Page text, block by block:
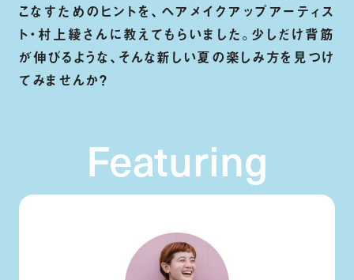
こなすためのヒントを、ヘアメイクアップアーティス
ト・村上綾さんに教えてもらいました。少しだけ背筋
が伸びるような、そんな新しい夏の楽しみ方を見つけ
てみませんか？
Featuring